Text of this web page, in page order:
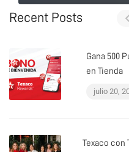
Recent Posts
Gana 500
en Tienda
julio 20,
Texaco con